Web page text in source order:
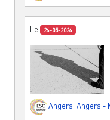
Le 26-05-2026
Angers Angers -